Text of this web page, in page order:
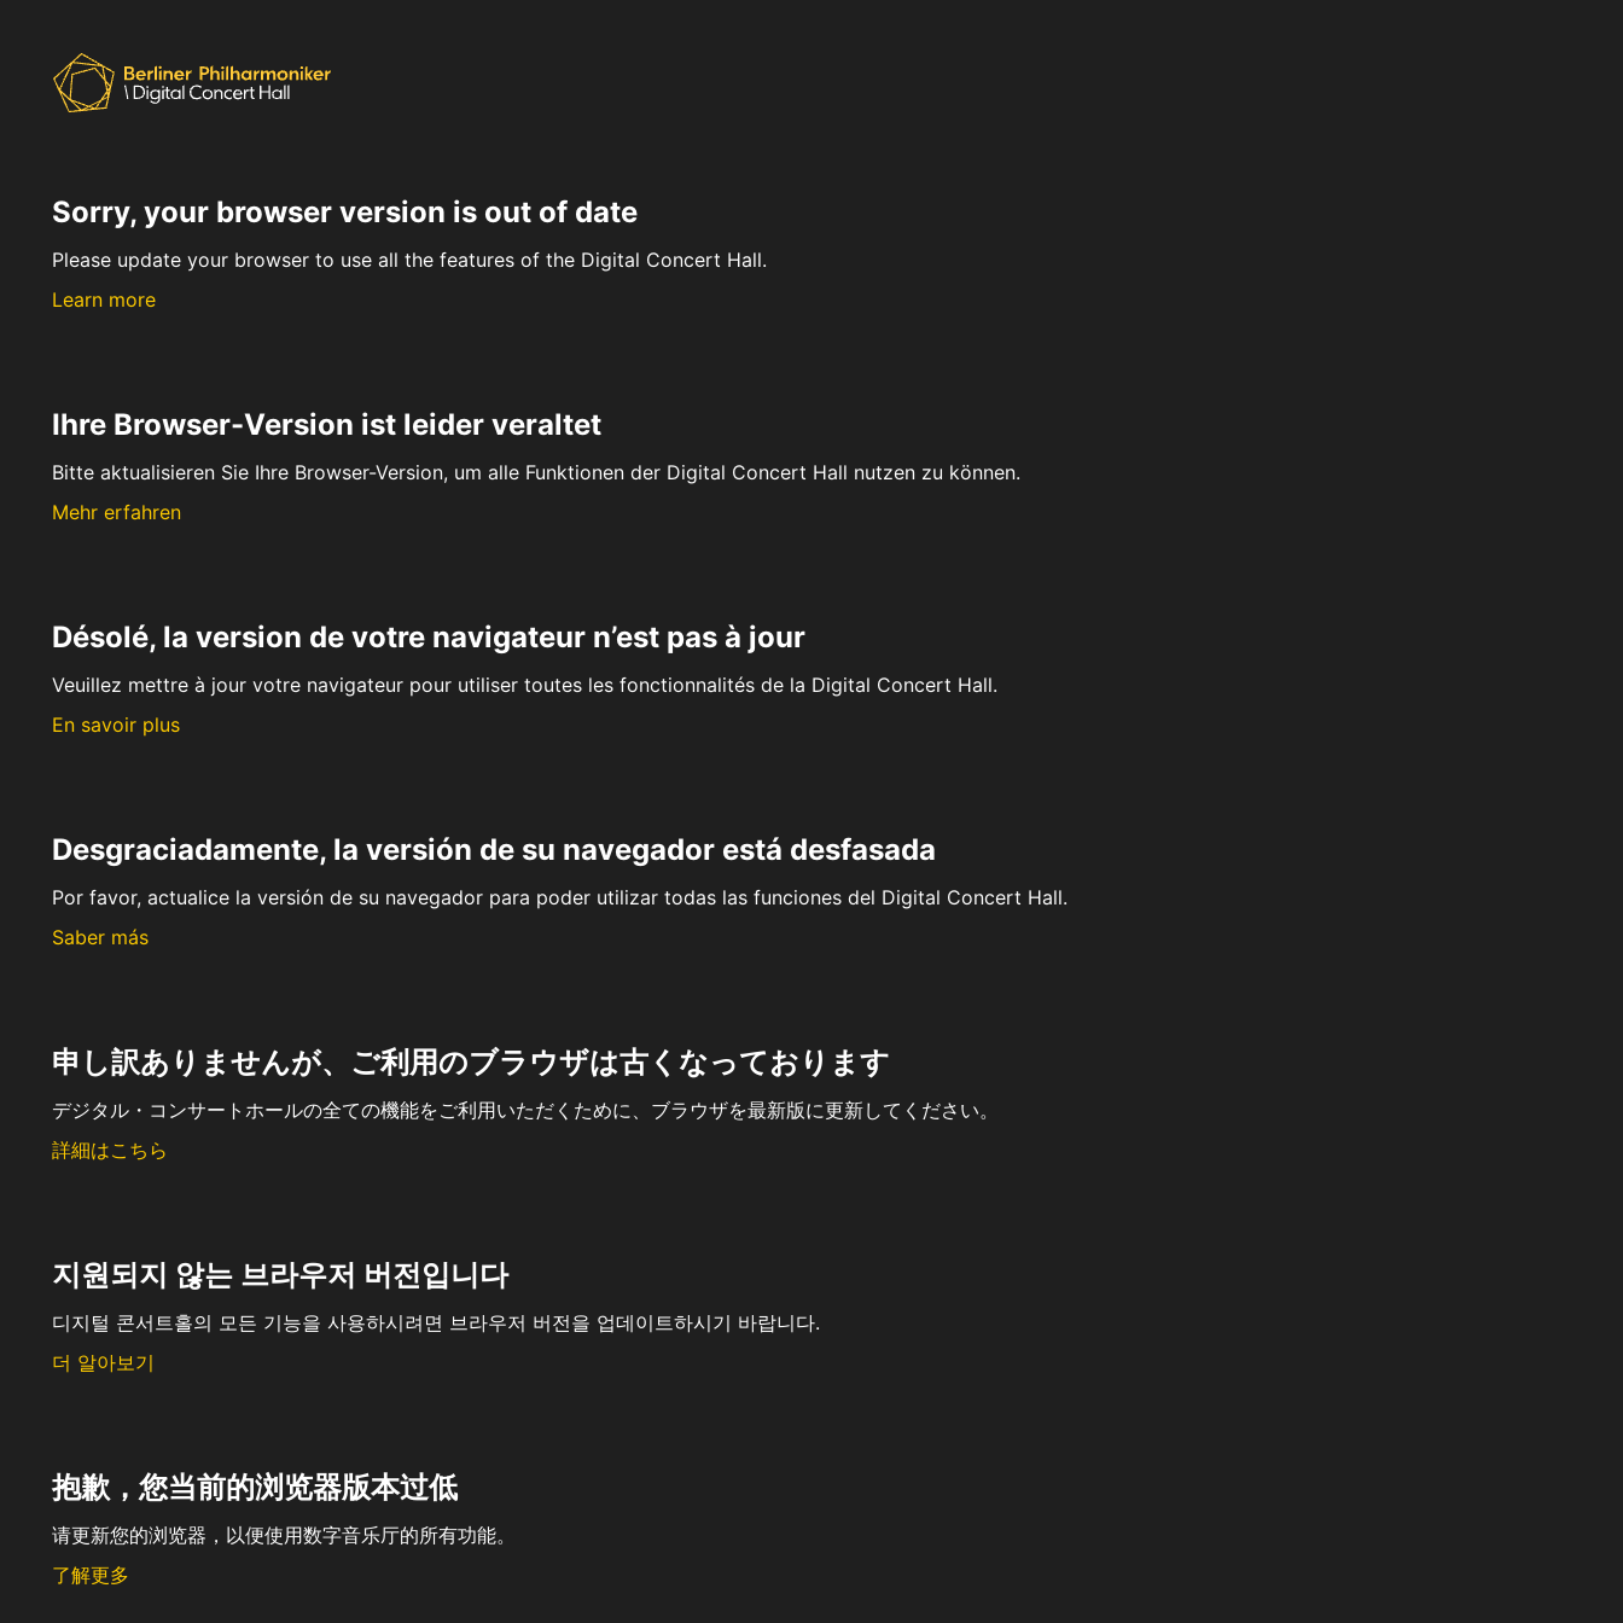
Sorry, your browser version is out of date
Please update your browser to use all the features of the Digital Concert Hall.
Learn more
Ihre Browser-Version ist leider veraltet
Bitte aktualisieren Sie Ihre Browser-Version, um alle Funktionen der Digital Concert Hall nutzen zu können.
Mehr erfahren
Désolé, la version de votre navigateur n’est pas à jour
Veuillez mettre à jour votre navigateur pour utiliser toutes les fonctionnalités de la Digital Concert Hall.
En savoir plus
Desgraciadamente, la versión de su navegador está desfasada
Por favor, actualice la versión de su navegador para poder utilizar todas las funciones del Digital Concert Hall.
Saber más
申し訳ありませんが、ご利用のブラウザは古くなっております
デジタル・コンサートホールの全ての機能をご利用いただくために、ブラウザを最新版に更新してください。
詳細はこちら
지원되지 않는 브라우저 버전입니다
디지털 콘서트홀의 모든 기능을 사용하시려면 브라우저 버전을 업데이트하시기 바랍니다.
더 알아보기
抱歉，您当前的浏览器版本过低
请更新您的浏览器，以便使用数字音乐厅的所有功能。
了解更多